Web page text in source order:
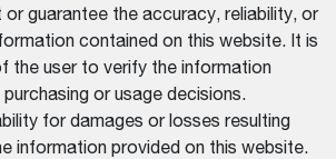
guarantee the accuracy, reliability, or
contained on this website. It is
the user to verify the information
or usage decisions.
for damages or losses resulting
information provided on this website.